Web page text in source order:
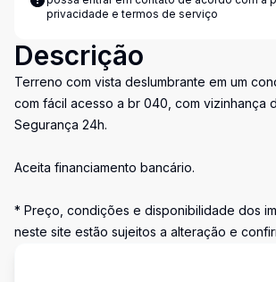
privacidade e termos de serviço
Descrição
Terreno com vista deslumbrante em um
com fácil acesso a br 040, com vizinhança
Segurança 24h.
Aceita financiamento bancário.
* Preço, condições e disponibilidade dos
neste site estão sujeitos a alteração e